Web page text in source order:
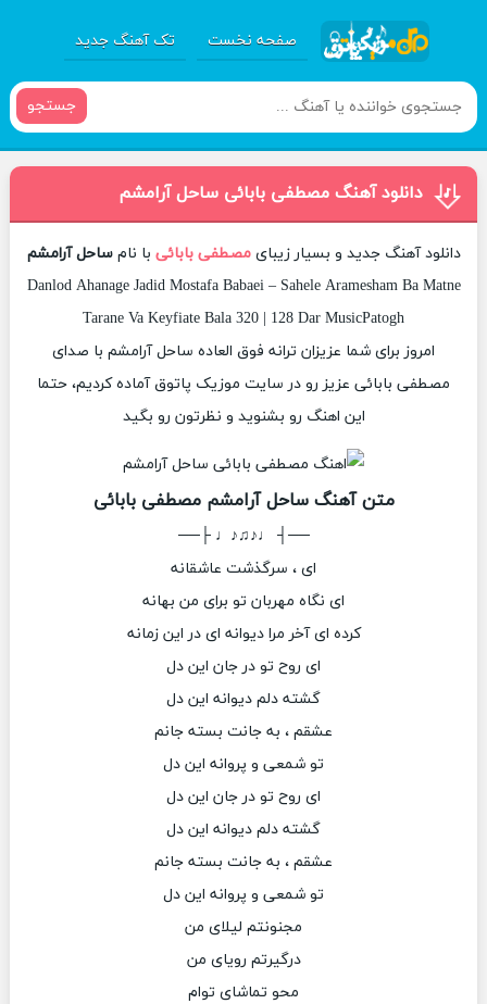
صفحه نخست تک آهنگ جدید
جستجو
دانلود آهنگ مصطفی بابائی ساحل آرامشم
دانلود آهنگ جدید و بسیار زیبایمصطفی بابائی با نامساحل آرامشم
Danlod Ahanage Jadid Mostafa Babaei – Sahele Aramesham Ba Matne
Tarane Va Keyfiate Bala 320 | 128 Dar MusicPatogh
امروز برای شما عزیزان ترانه فوق العاده ساحل آرامشم با صدای
مصطفی بابائی عزیز رو در سایت موزیک پاتوق آماده کردیم، حتما
این اهنگ رو بشنوید و نظرتون رو بگید
متن آهنگ ساحل آرامشم مصطفی بابائی
──┤ ♩♪♫♪♩ ├──
ای ، سرگذشت عاشقانه
ای نگاه مهربان تو برای من بهانه
کرده ای آخر مرا دیوانه ای در این زمانه
ای روح تو در جان این دل
گشته دلم دیوانه این دل
عشقم ، به جانت بسته جانم
تو شمعی و پروانه این دل
ای روح تو در جان این دل
گشته دلم دیوانه این دل
عشقم ، به جانت بسته جانم
تو شمعی و پروانه این دل
مجنونتم لیلای من
درگیرتم رویای من
محو تماشای توام